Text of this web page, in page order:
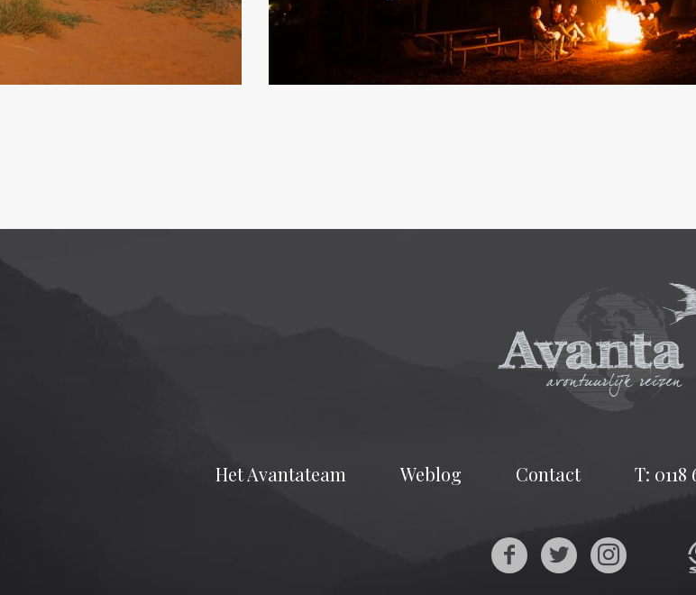
Het Avantateam Weblog Contact T: 0118